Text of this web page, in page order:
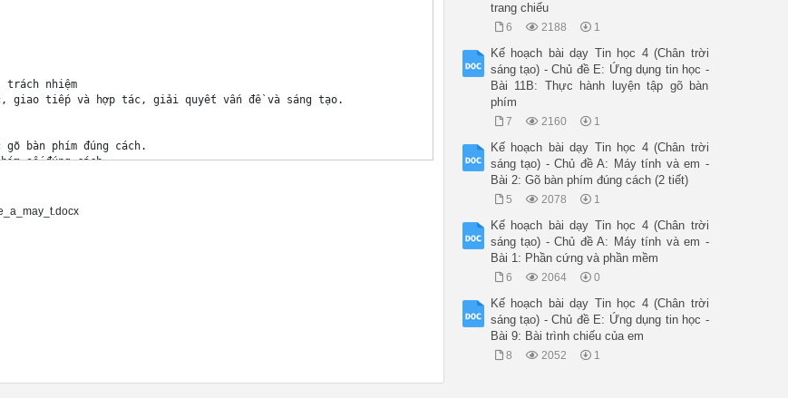
trách nhiệm
giao tiếp và hợp tác, giải quyết vấn đề và sáng tạo.
bàn phím đúng cách.
số đúng cách.
điện tử, sách giáo viên, học liệu số: Trò chơi củng cố trên PowerPoint, bài tập về nhà trên Quizizz, phiếu đánh giá
trò chơi để ôn tập kiến thức về các hàng phím, cách đặt tay khi gõ đã học và dẫn dắt vào bài mới.
chơi ‘Vòng quay may mắn’: chia lớp làm 4 dãy. Mỗi dãy được chọn 1 câu hỏi, nếu trả lời đúng sẽ được quay. Đội nào quay
trang chiếu
6 2188 1
Kế hoạch bài dạy Tin học 4 (Chân trời
sáng tạo) - Chủ đề E: Ứng dụng tin học -
Bài 11B: Thực hành luyện tập gõ bàn
phím
7 2160 1
Kế hoạch bài dạy Tin học 4 (Chân trời
sáng tạo) - Chủ đề A: Máy tính và em -
Bài 2: Gõ bàn phím đúng cách (2 tiết)
5 2078 1
Kế hoạch bài dạy Tin học 4 (Chân trời
sáng tạo) - Chủ đề A: Máy tính và em -
Bài 1: Phần cứng và phần mềm
6 2064 0
Kế hoạch bài dạy Tin học 4 (Chân trời
sáng tạo) - Chủ đề E: Ứng dụng tin học -
Bài 9: Bài trình chiếu của em
8 2052 1